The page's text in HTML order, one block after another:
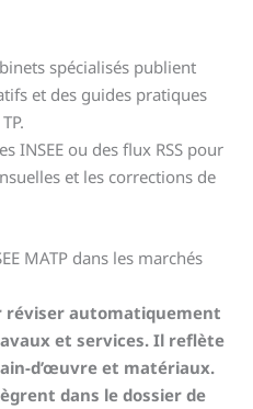
spécialisés publient
et des guides pratiques
INSEE ou des flux RSS pour
et les corrections de
MATP dans les marchés
réviser automatiquement
et services. Il reflète
d’œuvre et matériaux.
dans le dossier de